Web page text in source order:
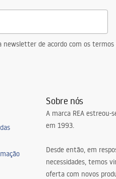
newsletter de acordo com os
Sobre nós
A marca REA estreou-
em 1993.
Desde então, em
necessidades, temos
oferta com novos